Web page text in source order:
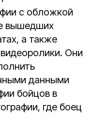
с обложкой
вышедших
а также
Они
данными
бойцов в
где боец